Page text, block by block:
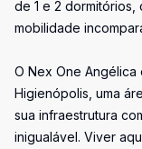
de 1 e 2
mobilidade
O Nex One
Higienópolis, uma
sua infraestrutura
inigualável. Viver